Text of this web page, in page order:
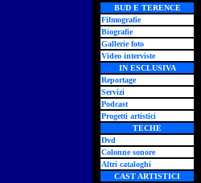
BUD E TERENCE
Filmografie
Biografie
Gallerie foto
Video interviste
IN ESCLUSIVA
Reportage
Servizi
Podcast
Progetti artistici
TECHE
Dvd
Colonne sonore
Altri cataloghi
CAST ARTISTICI